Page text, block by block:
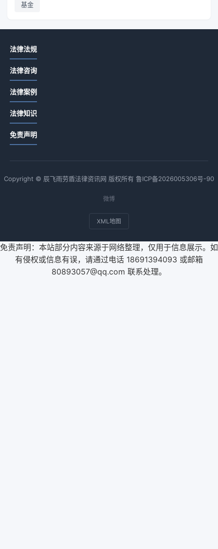
基金
法律法规
法律咨询
法律案例
法律知识
免责声明
Copyright © 辰飞雨劳盾法律资讯网 版权所有 鲁ICP备2026005306号-90
微博
XML地图
免责声明：本站部分内容来源于网络整理，仅用于信息展示。如
有侵权或信息有误，请通过电话 18691394093 或邮箱
80893057@qq.com 联系处理。